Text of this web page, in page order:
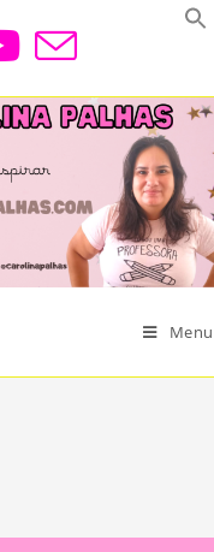
Menu